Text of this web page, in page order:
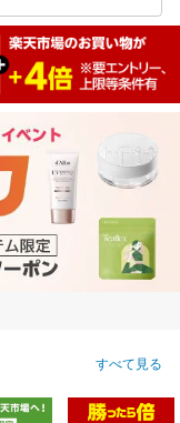
すべて見る